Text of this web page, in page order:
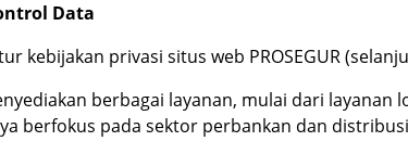
Data
kebijakan privasi situs web PROSEGUR
berbagai layanan, mulai dari
berfokus pada sektor perbankan dan